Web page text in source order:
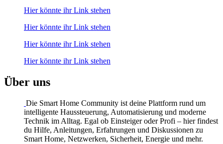
Hier könnte ihr Link stehen
Hier könnte ihr Link stehen
Hier könnte ihr Link stehen
Hier könnte ihr Link stehen
Über uns
Die Smart Home Community ist deine Plattform rund um
intelligente Haussteuerung, Automatisierung und moderne
Technik im Alltag. Egal ob Einsteiger oder Profi – hier findest
du Hilfe, Anleitungen, Erfahrungen und Diskussionen zu
Smart Home, Netzwerken, Sicherheit, Energie und mehr.